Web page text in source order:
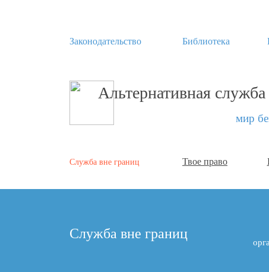
Законодательство Библиотека
Альтернативная служба
мир
Служба вне границ Твое право
Служба вне границ